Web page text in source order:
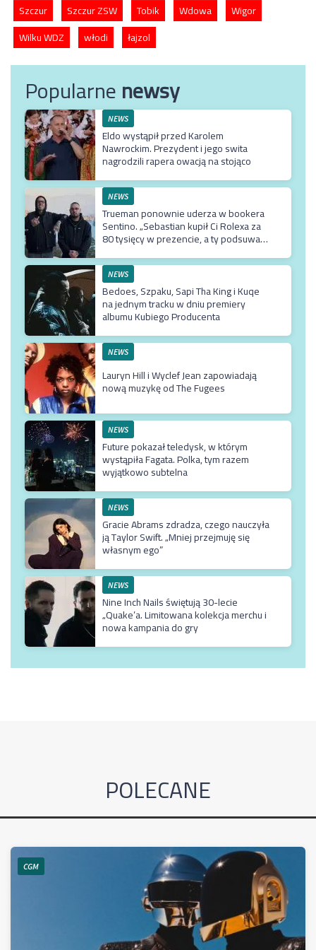
Szczur
Szczur ZSW Tobik Wdowa
Wigor
Wilku WDZ
włodi łajzol
Popularnenewsy
NEWS
Eldo wystąpił przed Karolem
Nawrockim. Prezydent i jego swita
nagrodzili rapera owacją na stojąco
NEWS
Trueman ponownie uderza w bookera
Sentino. „Sebastian kupił Ci Rolexa za
80 tysięcy w prezencie, a ty podsuwasz
NEWS
Bedoes, Szpaku, Sapi Tha King i Kuqe
na jednym tracku w dniu premiery
albumu Kubiego Producenta
NEWS
Lauryn Hill i Wyclef Jean zapowiadają
nową muzykę od The Fugees
NEWS
Future pokazał teledysk, w którym
wystąpiła Fagata. Polka, tym razem
wyjątkowo subtelna
NEWS
Gracie Abrams zdradza, czego nauczyła
ją Taylor Swift. „Mniej przejmuję się
własnym ego”
NEWS
Nine Inch Nails świętują 30-lecie
„Quake’a. Limitowana kolekcja merchu i
nowa kampania do gry
POLECANE
CGM